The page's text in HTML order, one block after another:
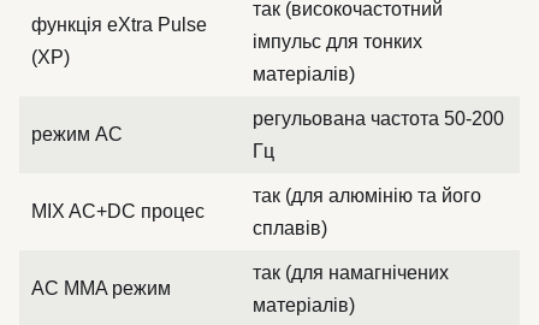
функція eXtra Pulse
(XP)
так (високочастотний
імпульс для тонких
матеріалів)
режим AC
регульована частота 50-200
Гц
MIX AC+DC процес
так (для алюмінію та його
сплавів)
AC MMA режим
так (для намагнічених
матеріалів)